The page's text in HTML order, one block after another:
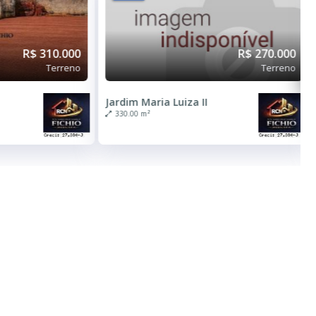
R$ 310.000
Terreno
R$ 270.000
Terreno
Jardim Maria Luiza II
330.00 m²